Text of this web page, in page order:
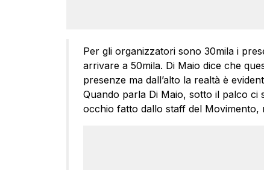
Per gli organizzatori sono 30mila i
arrivare a 50mila. Di Maio dice che
presenze ma dall’alto la realtà è
Quando parla Di Maio, sotto il palco ci
occhio fatto dallo staff del Movimento,